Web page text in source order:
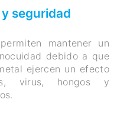
seguridad
mantener un
debido a que
ejercen un efecto
virus, hongos y